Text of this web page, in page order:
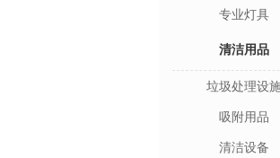
专业灯具
清洁用品
垃圾处理设
吸附用品
清洁设备